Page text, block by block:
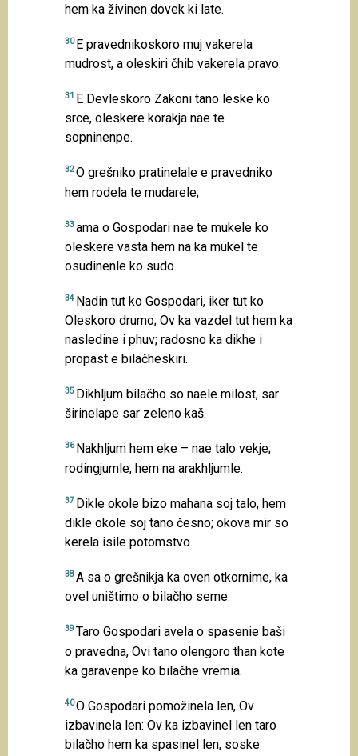
hem ka živinen dovek ki late.
30 E pravednikoskoro muj vakerela
mudrost, a oleskiri čhib vakerela pravo.
31
E Devleskoro Zakoni tano leske ko
srce, oleskere korakja nae te
sopninenpe.
32O grešniko pratinelale e pravedniko
hem rodela te mudarele;
33ama o Gospodari nae te mukele ko
oleskere vasta hem na ka mukel te
osudinenle ko sudo.
34 Nadin tut ko Gospodari, iker tut ko
Oleskoro drumo; Ov ka vazdel tut hem ka
nasledine i phuv; radosno ka dikhe i
propast e bilačheskiri.
35 Dikhljum bilačho so naele milost, sar
širinelape sar zeleno kaš.
36 Nakhljum hem eke – nae talo vekje;
rodingjumle, hem na arakhljumle.
37 Dikle okole bizo mahana soj talo, hem
dikle okole soj tano česno; okova mir so
kerela isile potomstvo.
38A sa o grešnikja ka oven otkornime, ka
ovel uništimo o bilačho seme.
39Taro Gospodari avela o spasenie baši
o pravedna, Ovi tano olengoro than kote
ka garavenpe ko bilačhe vremia.
40O Gospodari pomožinela len, Ov
izbavinela len: Ov ka izbavinel len taro
bilačho hem ka spasinel len, soske